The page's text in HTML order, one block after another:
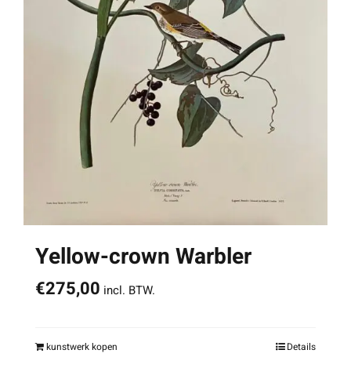
Yellow-crown Warbler
€275,00 incl. BTW.
kunstwerk kopen Details